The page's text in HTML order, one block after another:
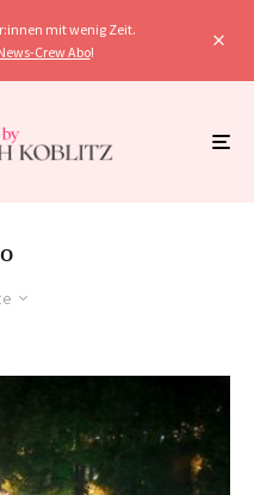
mit wenig Zeit.
Crew Abo!